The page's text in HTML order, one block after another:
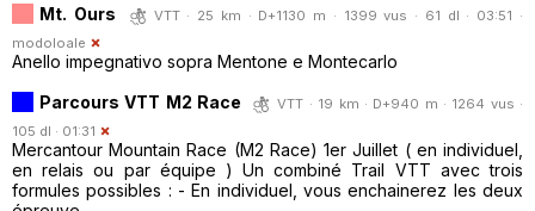
Mt. Ours
VTT · 25 km · D+1130 m · 1399 vus · 61 dl · 03:51 ·
modoloale
Anello impegnativo sopra Mentone e Montecarlo
Parcours VTT M2 Race
VTT · 19 km · D+940 m · 1264 vus ·
105 dl · 01:31
Mercantour Mountain Race (M2 Race) 1er Juillet ( en individuel,
en relais ou par équipe ) Un combiné Trail VTT avec trois
formules possibles : - En individuel, vous enchainerez les deux